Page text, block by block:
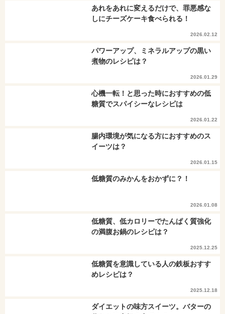
あれをあれに変えるだけで、罪悪感な
しにチーズケーキ食べられる！
2026.02.12
パワーアップ、ミネラルアップの黒い
煮物のレシピは？
2026.01.29
心機一転！と思った時におすすめの低
糖質でスパイシーなレシピは
2026.01.22
腸内環境が気になる方におすすめのス
イーツは？
2026.01.15
低糖質のみかんをおかずに？！
2026.01.08
低糖質、低カロリーでたんぱく質強化
の満腹お鍋のレシピは？
2025.12.25
低糖質を意識している人の鉄板おすす
めレシピは？
2025.12.18
ダイエットの味方スイーツ。バターの